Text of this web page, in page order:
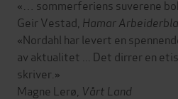
«… sommerferiens suverene
Geir Vestad, Hamar
«Nordahl har levert en
av aktualitet ... Det dirrer en
skriver.»
Magne Lerø, Vårt Land